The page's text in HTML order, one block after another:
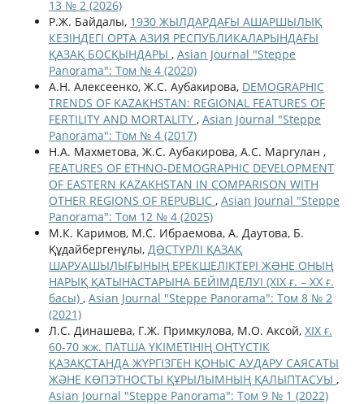
13 № 2 (2026)
Р.Ж. Байдалы, 1930 ЖЫЛДАРДАҒЫ АШАРШЫЛЫҚ
КЕЗІНДЕГІ ОРТА АЗИЯ РЕСПУБЛИКАЛАРЫНДАҒЫ
ҚАЗАҚ БОСҚЫНДАРЫ , Asian Journal "Steppe
Panorama": Том № 4 (2020)
А.Н. Алексеенко, Ж.С. Аубакирова, DEMOGRAPHIC
TRENDS OF KAZAKHSTAN: REGIONAL FEATURES OF
FERTILITY AND MORTALITY , Asian Journal "Steppe
Panorama": Том № 4 (2017)
Н.А. Махметова, Ж.С. Аубакирова, А.С. Маргулан ,
FEATURES OF ETHNO-DEMOGRAPHIC DEVELOPMENT
OF EASTERN KAZAKHSTAN IN COMPARISON WITH
OTHER REGIONS OF REPUBLIC , Asian Journal "Steppe
Panorama": Том 12 № 4 (2025)
М.К. Каримов, М.С. Ибраемова, А. Даутова, Б.
Құдайбергенұлы, ДƏСТҮРЛІ ҚАЗАҚ
ШАРУАШЫЛЫҒЫНЫҢ ЕРЕКШЕЛІКТЕРІ ЖƏНЕ ОНЫҢ
НАРЫҚ ҚАТЫНАСТАРЫНА БЕЙІМДЕЛУІ (ХІХ ғ. – ХХ ғ.
басы) , Asian Journal "Steppe Panorama": Том 8 № 2
(2021)
Л.С. Динашева, Г.Ж. Примкулова, М.О. Аксой, XIX ғ.
60-70 жж. ПАТША ҮКІМЕТІНІҢ ОҢТҮСТІК
ҚАЗАҚСТАНДА ЖҮРГІЗГЕН ҚОНЫС АУДАРУ САЯСАТЫ
ЖӘНЕ КӨПЭТНОСТЫ ҚҰРЫЛЫМНЫҢ ҚАЛЫПТАСУЫ ,
Asian Journal "Steppe Panorama": Том 9 № 1 (2022)